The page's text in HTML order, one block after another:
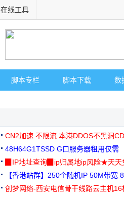
在线工具
脚本专栏 脚本下载 数
CN2加速 不限流 本港DDOS不黑洞
48H64G1TSSD G口服务器租用仅需
3000+可免费测试
▉IP地址查询▉ip归属地ip风险★天天
【香港站群】250个随机IP 50M带宽
创梦网络-西安电信骨干线路云主机16